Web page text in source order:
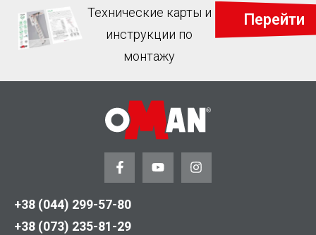
Технические карты и
инструкции по
монтажу
Перейти
+38 (044) 299-57-80
+38 (073) 235-81-29